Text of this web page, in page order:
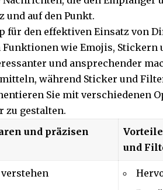
und auf den Punkt.
für den effektiven Einsatz von
Funktionen wie Emojis,
und ansprechender
während Sticker und
Sie mit verschiedenen
zu gestalten.
und präzisen
und